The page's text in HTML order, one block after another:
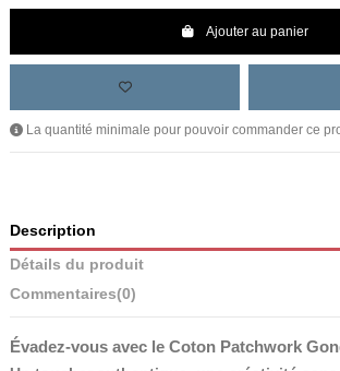
Ajouter au panier
La quantité minimale pour pouvoir commander ce
Description
Détails du produit
Commentaires(0)
Évadez-vous avec le Coton Patchwork